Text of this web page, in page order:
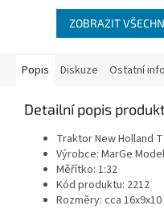
ZOBRAZIT
Popis Diskuze Ostatní
Detailní popis
Traktor New Holland
Výrobce: MarGe
Měřítko: 1:32
Kód produktu: 2212
Rozměry: cca 16x9x10